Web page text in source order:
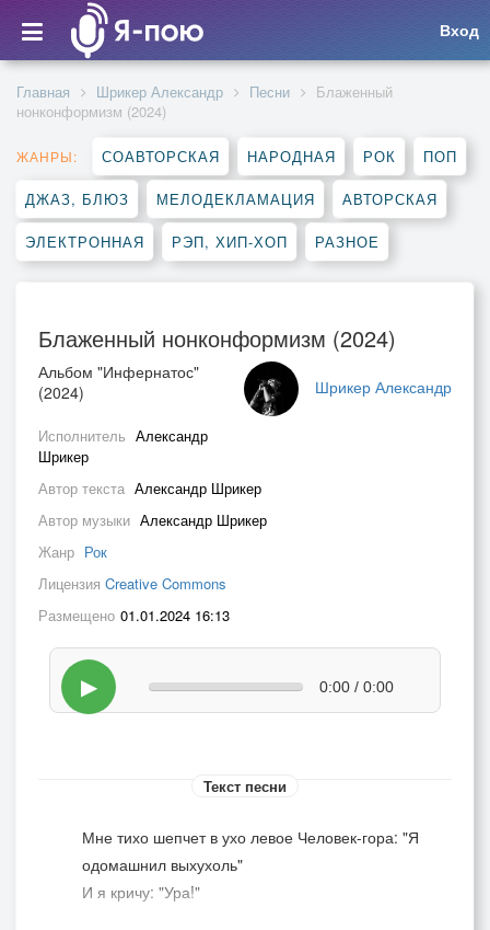
Вход
Главная Шрикер Александр Песни
Блаженный
нонконформизм (2024)
ЖАНРЫ: СОАВТОРСКАЯ НАРОДНАЯ РОК ПОП
ДЖАЗ, БЛЮЗ МЕЛОДЕКЛАМАЦИЯ АВТОРСКАЯ
ЭЛЕКТРОННАЯ РЭП, ХИП-ХОП РАЗНОЕ
Блаженный нонконформизм (2024)
Шрикер Александр
Альбом "Инфернатос"
(2024)
Исполнитель Александр
Шрикер
Автор текста Александр Шрикер
Автор музыки Александр Шрикер
Жанр Рок
Лицензия Creative Commons
Размещено 01.01.2024 16:13
▶ 0:00 / 0:00
Текст песни
Мне тихо шепчет в ухо левое Человек-гора: "Я
одомашнил выхухоль"
И я кричу: "Ура!"